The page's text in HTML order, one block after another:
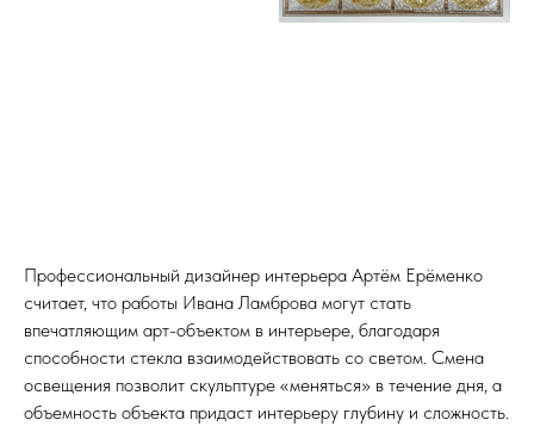
Профессиональный дизайнер интерьера Артём Ерёменко
считает, что работы Ивана Ламброва могут стать
впечатляющим арт-объектом в интерьере, благодаря
способности стекла взаимодействовать со светом. Смена
освещения позволит скульптуре «меняться» в течение дня, а
объемность объекта придаст интерьеру глубину и сложность.